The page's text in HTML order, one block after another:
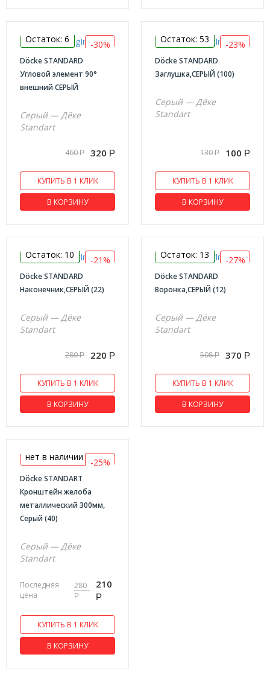
-30%
Остаток: 6
Döcke STANDARD
Угловой элемент 90°
внешний СЕРЫЙ
Серый — Дёке
Standart
460Р 320 Р
КУПИТЬ В 1 КЛИК
В КОРЗИНУ
-23%
Остаток: 53
Döcke STANDARD
Заглушка,СЕРЫЙ (100)
Серый — Дёке
Standart
130Р 100 Р
КУПИТЬ В 1 КЛИК
В КОРЗИНУ
-21%
Остаток: 10
Döcke STANDARD
Наконечник,СЕРЫЙ (22)
Серый — Дёке
Standart
280Р 220 Р
КУПИТЬ В 1 КЛИК
В КОРЗИНУ
-27%
Остаток: 13
Döcke STANDARD
Воронка,СЕРЫЙ (12)
Серый — Дёке
Standart
508Р 370 Р
КУПИТЬ В 1 КЛИК
В КОРЗИНУ
-25%
нет в наличии
Döcke STANDART
Кронштейн желоба
металлический 300мм,
Серый (40)
Серый — Дёке
Standart
Последняя
цена
280
Р
210
Р
КУПИТЬ В 1 КЛИК
В КОРЗИНУ